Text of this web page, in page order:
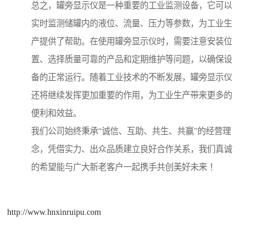
总之，罐旁显示仪是一种重要的工业监测设备，它可以
实时监测储罐内的液位、流量、压力等参数，为工业生
产提供了帮助。在使用罐旁显示仪时，需要注意安装位
置、选择质量可靠的产品和定期维护等问题，以确保设
备的正常运行。随着工业技术的不断发展，罐旁显示仪
还将继续发挥更加重要的作用，为工业生产带来更多的
便利和效益。
我们公司始终秉承“诚信、互助、共生、共赢”的经营理
念，凭借实力、出众品质建立良好合作关系，我们真诚
的希望能与广大新老客户一起携手共创美好未来 ！
http://www.hnxinruipu.com